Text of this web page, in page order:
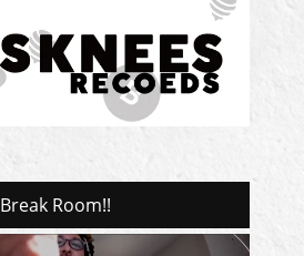
Break Room!!